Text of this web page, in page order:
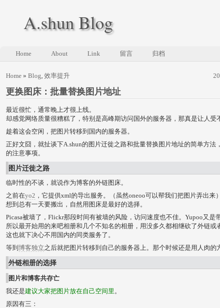
A.shun Blog
Home About Link 留言 归档
Home » Blog, 效率提升
更换图床：批量替换图片地址
最近很忙，通常晚上才很上线。
却感觉网络质量很糟糕了，特别是高峰期访问国外的服务器，那真是让人受
趁着这会空闲，把图片转移到国内的服务器。
正好文囧，就扯谈下A.shun的图片迁徙之路和批量替换图片地址的简单方法
的注意事项。
图片迁徙之路
临时性的不谈，就说作为博客的外链图床。
之前在yo2 ，它提供xml的导出服务。（虽然oneoo可以帮我们把图片弄出来
想到总有一天要搬出，自然用图床是最好的选择。
Picasa被墙了，Flickr那段时间有被墙的风险，访问速度也不佳。Yupoo又是
所以最开始用的来吧相册和几个不知名的相册，用没多久都相继砍了外链或
这也就下决心不用国内的同类服务了。
等到 博客独立之后就把图片转移到自己的服务器上。那个时候还是用人肉的
外链相册的选择
图片和博客共存亡
我还是建议大家把图片放在自己空间里。
原因有三：